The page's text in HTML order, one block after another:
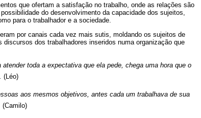
que ofertam a satisfação no trabalho, onde as relações são
do desenvolvimento da capacidade dos sujeitos,
para o trabalhador e a sociedade.
por canais cada vez mais sutis, moldando os sujeitos de
dos trabalhadores inseridos numa organização que
toda a expectativa que ela pede, chega uma hora que o
(Léo)
aos mesmos objetivos, antes cada um trabalhava de sua
(Camilo)